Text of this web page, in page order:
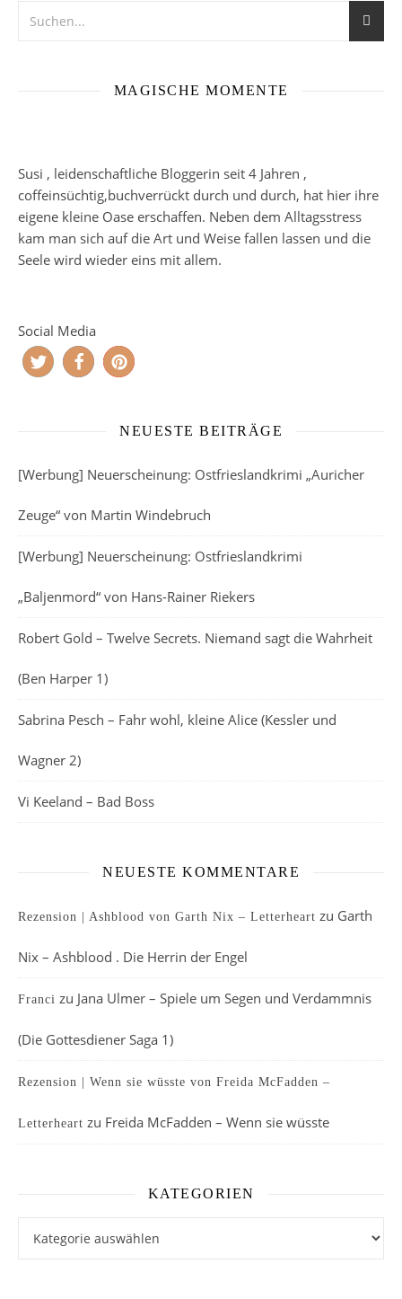
MAGISCHE MOMENTE
Susi , leidenschaftliche Bloggerin seit 4 Jahren ,
coffeinsüchtig,buchverrückt durch und durch, hat hier ihre
eigene kleine Oase erschaffen. Neben dem Alltagsstress
kam man sich auf die Art und Weise fallen lassen und die
Seele wird wieder eins mit allem.
Social Media
NEUESTE BEITRÄGE
[Werbung] Neuerscheinung: Ostfrieslandkrimi „Auricher
Zeuge“ von Martin Windebruch
[Werbung] Neuerscheinung: Ostfrieslandkrimi
„Baljenmord“ von Hans-Rainer Riekers
Robert Gold – Twelve Secrets. Niemand sagt die Wahrheit
(Ben Harper 1)
Sabrina Pesch – Fahr wohl, kleine Alice (Kessler und
Wagner 2)
Vi Keeland – Bad Boss
NEUESTE KOMMENTARE
Rezension | Ashblood von Garth Nix – Letterheart zu Garth
Nix – Ashblood . Die Herrin der Engel
Franci zu Jana Ulmer – Spiele um Segen und Verdammnis
(Die Gottesdiener Saga 1)
Rezension | Wenn sie wüsste von Freida McFadden –
Letterheart zu Freida McFadden – Wenn sie wüsste
KATEGORIEN